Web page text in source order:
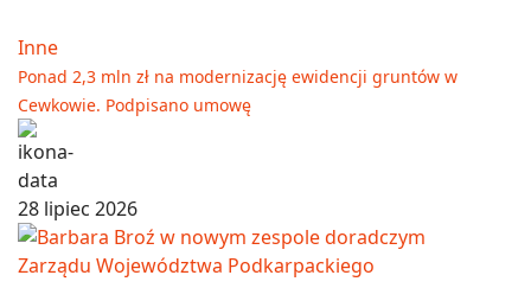
Inne
Ponad 2,3 mln zł na modernizację ewidencji gruntów w
Cewkowie. Podpisano umowę
28 lipiec 2026